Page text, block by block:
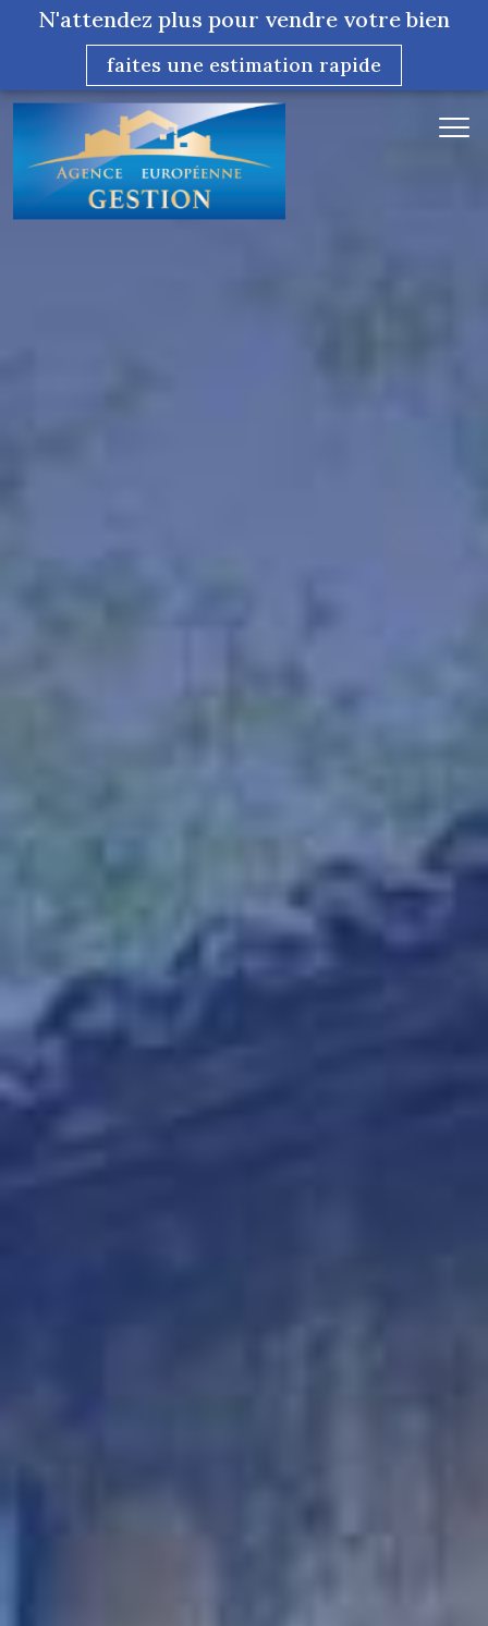
N'attendez plus pour vendre votre bien
faites une estimation rapide